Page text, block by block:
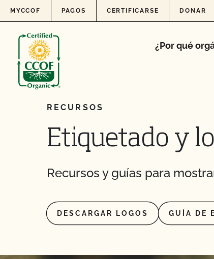
Skip to content
MYCCOF PAGOS CERTIFICARSE DONAR
¿Por qué
RECURSOS
Etiquetado y
Recursos y guías para
DESCARGAR LOGOS GUÍA DE